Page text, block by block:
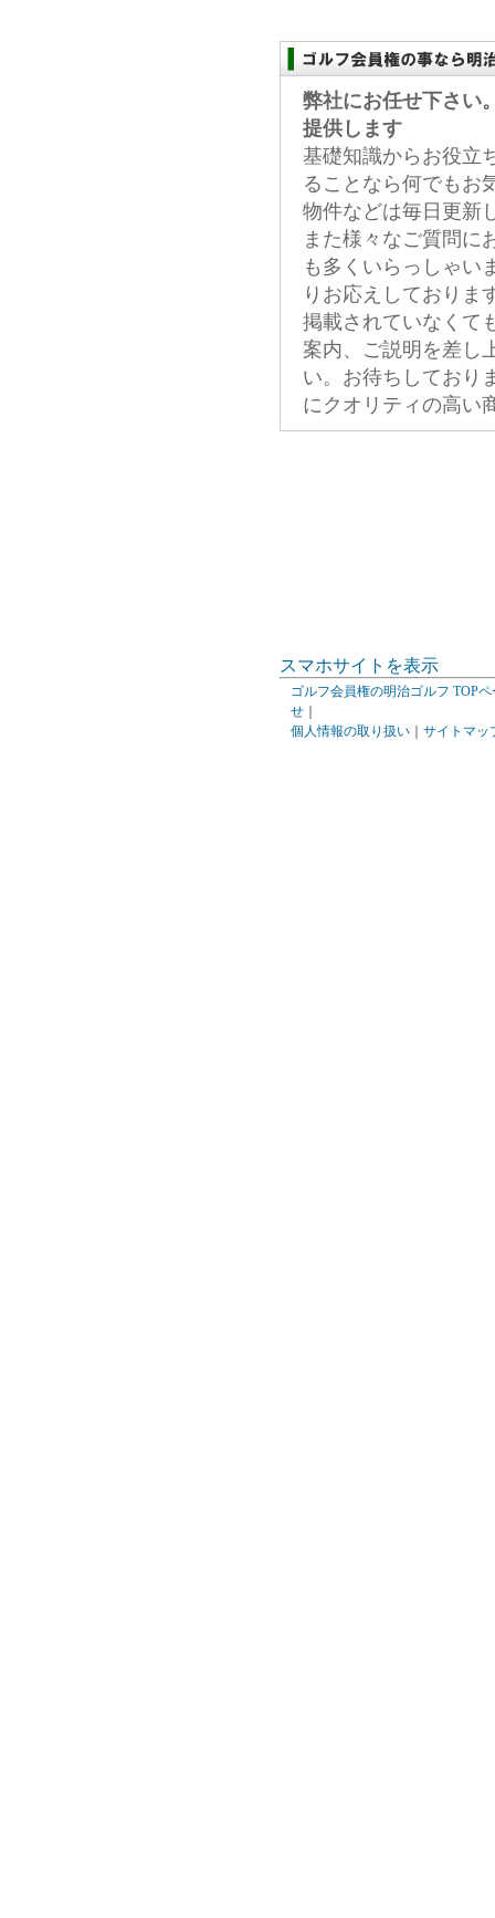
弊社にお任せ下さい
提供します
基礎知識からお役立
ることなら何でもお
物件などは毎日更新
また様々なご質問に
も多くいらっしゃい
りお応えしておりま
掲載されていなくて
案内、ご説明を差し
い。お待ちしており
にクオリティの高い
スマホサイトを表示
ゴルフ会員権の明治ゴルフ TOPペ
せ
個人情報の取り扱い
サイトマッ